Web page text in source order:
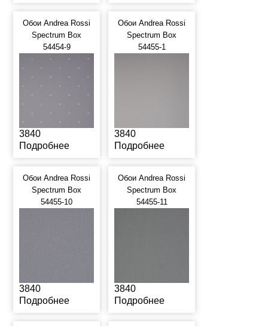
Обои Andrea Rossi
Spectrum Box
54454-9
3840
Подробнее
Обои Andrea Rossi
Spectrum Box
54455-1
3840
Подробнее
Обои Andrea Rossi
Spectrum Box
54455-10
3840
Подробнее
Обои Andrea Rossi
Spectrum Box
54455-11
3840
Подробнее